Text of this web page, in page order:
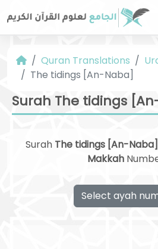
Quran Translations
The tidings [An-Naba]
Surah The tidings
Surah The tidings [An-Naba]
Makkah
Select ayah